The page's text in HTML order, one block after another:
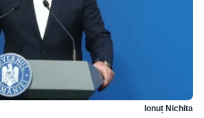
Ionuț Nichita